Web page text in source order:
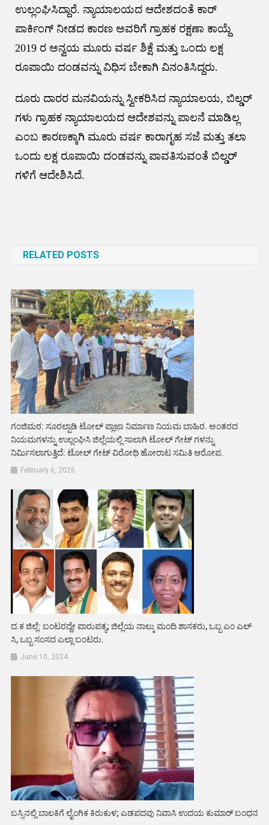
ಉಲ್ಲಂಘಿಸಿದ್ದಾರೆ. ನ್ಯಾಯಾಲಯದ ಆದೇಶದಂತೆ ಕಾರ್
ಪಾರ್ಕಿಂಗ್ ನೀಡದ ಕಾರಣ ಅವರಿಗೆ ಗ್ರಾಹಕ ರಕ್ಷಣಾ ಕಾಯ್ದೆ
2019 ರ ಅನ್ವಯ ಮೂರು ವರ್ಷ ಶಿಕ್ಷೆ ಮತ್ತು ಒಂದು ಲಕ್ಷ
ರೂಪಾಯಿ ದಂಡವನ್ನು ವಿಧಿಸ ಬೇಕಾಗಿ ವಿನಂತಿಸಿದ್ದರು.
ದೂರು ದಾರರ ಮನವಿಯನ್ನು ಸ್ವೀಕರಿಸಿದ ನ್ಯಾಯಾಲಯ, ಬಿಲ್ಡರ್
ಗಳು ಗ್ರಾಹಕ ನ್ಯಾಯಾಲಯದ ಆದೇಶವನ್ನು ಪಾಲನೆ ಮಾಡಿಲ್ಲ
ಎಂಬ ಕಾರಣಕ್ಕಾಗಿ ಮೂರು ವರ್ಷ ಕಾರಾಗೃಹ ಸಜೆ ಮತ್ತು ತಲಾ
ಒಂದು ಲಕ್ಷ ರೂಪಾಯಿ ದಂಡವನ್ನು ಪಾವತಿಸುವಂತೆ ಬಿಲ್ಡರ್
ಗಳಿಗೆ ಆದೇಶಿಸಿದೆ.
RELATED POSTS
ಗಂಜಿಮಠ: ಸೂರಲ್ಪಾಡಿ ಟೋಲ್ ಪ್ಲಾಜಾ಼ ನಿರ್ಮಾಣ ನಿಯಮ ಬಾಹಿರ. ಅಂತರದ
ನಿಯಮಗಳನ್ನು ಉಲ್ಲಂಘಿಸಿ ಜಿಲ್ಲೆಯಲ್ಲಿ ಸಾಲಾಗಿ ಟೋಲ್ ಗೇಟ್ ಗಳನ್ನು
ನಿರ್ಮಿಸಲಾಗುತ್ತಿದೆ: ಟೋಲ್ ಗೇಟ್ ವಿರೋಧಿ ಹೋರಾಟ ಸಮಿತಿ ಆರೋಪ.
February 6, 2026
ದ.ಕ ಜಿಲ್ಲೆ: ಬಂಟರದ್ದೇ ಪಾರುಪತ್ಯ; ಜಿಲ್ಲೆಯ ನಾಲ್ಕು ಮಂದಿ ಶಾಸಕರು, ಒಬ್ಬ ಎಂ ಎಲ್
ಸಿ, ಒಬ್ಬ ಸಂಸದ ಎಲ್ಲಾ ಬಂಟರು.
June 10, 2024
ಬಸ್ಸಿನಲ್ಲಿ ಬಾಲಕಿಗೆ ಲೈಂಗಿಕ ಕಿರುಕುಳ; ಎಡಪದವು ನಿವಾಸಿ ಉದಯ ಕುಮಾರ್ ಬಂಧನ